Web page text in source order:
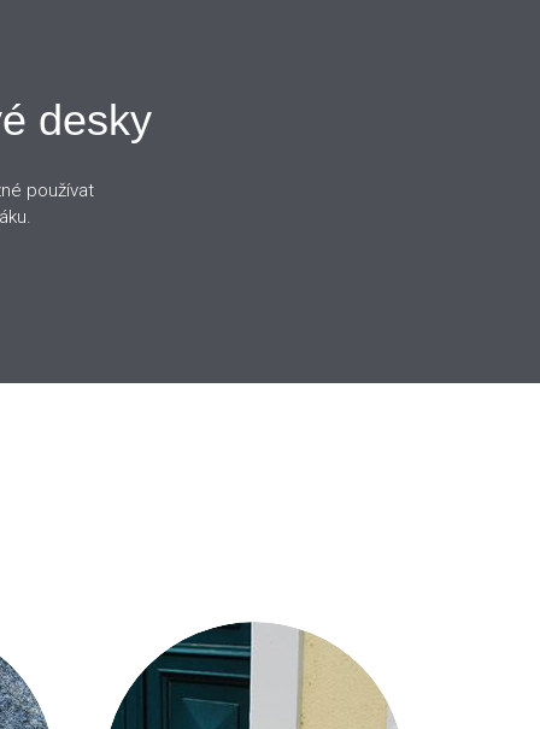
desky
používat
Vyzkoušejte
způsob